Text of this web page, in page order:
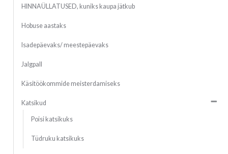
HINNAÜLLATUSED, kuniks kaupa jätkub
Hobuse aastaks
Isadepäevaks/ meestepäevaks
Jalgpall
Käsitöökommide meisterdamiseks
Katsikud
Poisi katsikuks
Tüdruku katsikuks